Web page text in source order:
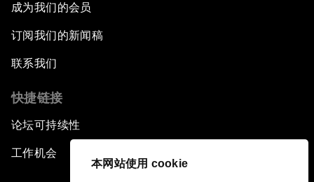
本网站使用 cookie
成为我们的会员
订阅我们的新闻稿
联系我们
快捷链接
论坛可持续性
工作机会